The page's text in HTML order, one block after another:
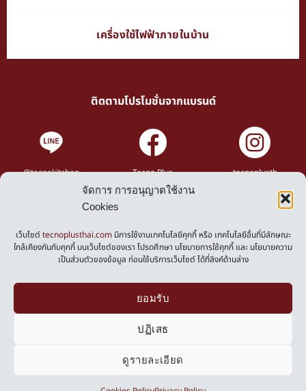
จัดการ การอนุญาตใช้งาน
Cookies
เว็บไซต์tecnoplusthai.comมีการใช้งานเทคโนโลยีคุกกี้ หรือ เทคโนโลยีอื่นที่มีลักษณะ
ใกล้เคียงกันกับคุกกี้ บนเว็บไซต์ของเรา โปรดศึกษา นโยบายการใช้คุกกี้ และ นโยบายความ
เป็นส่วนตัวของข้อมูล ก่อนใช้บริการเว็บไซต์ ได้ที่ลิงค์ด้านล่าง
ยอมรับ
ปฏิเสธ
ดูรายละเอียด
เครื่องใช้ไฟฟ้าภายในบ้าน
ติดตามโปรโมชั่นจากแบรนด์
@tecnokitchen Tecno Plus tecnoplusth
Privacy Policy
Cookies Policy